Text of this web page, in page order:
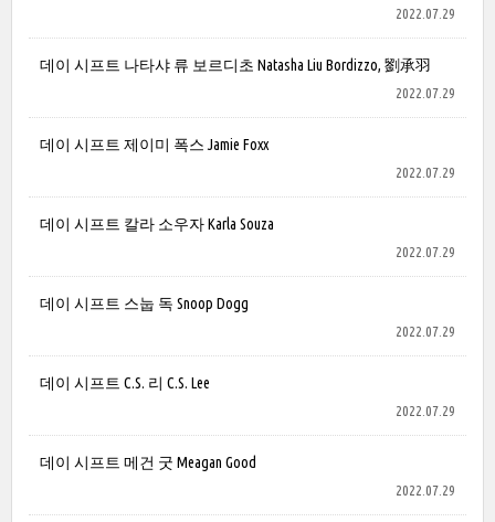
2022.07.29
데이 시프트 나타샤 류 보르디초 Natasha Liu Bordizzo, 劉承羽
2022.07.29
데이 시프트 제이미 폭스 Jamie Foxx
2022.07.29
데이 시프트 칼라 소우자 Karla Souza
2022.07.29
데이 시프트 스눕 독 Snoop Dogg
2022.07.29
데이 시프트 C.S. 리 C.S. Lee
2022.07.29
데이 시프트 메건 굿 Meagan Good
2022.07.29